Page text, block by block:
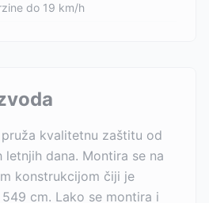
do 19 km/h
kvalitetnu zaštitu od
letnjih dana. Montira se na
konstrukcijom čiji je
cm. Lako se montira i